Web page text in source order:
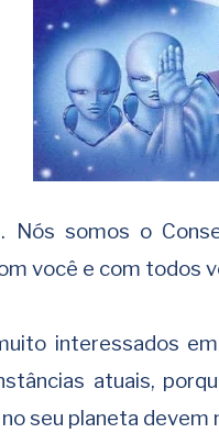
Nós somos o
você e com todos
interessados
atuais,
seu planeta devem